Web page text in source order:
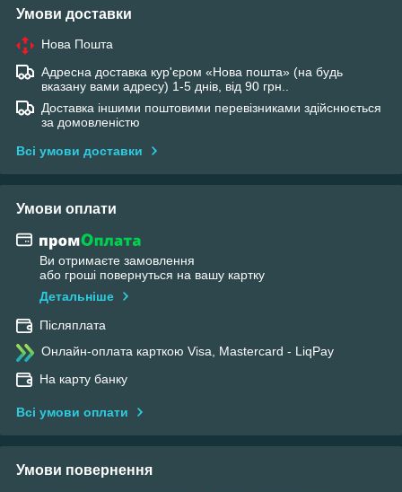
Умови доставки
Нова Пошта
Адресна доставка кур'єром «Нова пошта» (на будь
вказану вами адресу) 1-5 днів, від 90 грн..
Доставка іншими поштовими перевізниками здійснюється
за домовленістю
Всі умови доставки
Умови оплати
Ви отримаєте замовлення
або гроші повернуться на вашу картку
Детальніше
Післяплата
Онлайн-оплата карткою Visa, Mastercard - LiqPay
На карту банку
Всі умови оплати
Умови повернення